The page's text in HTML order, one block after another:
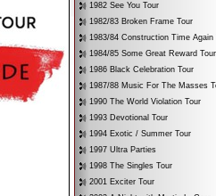
1982 See You Tour
1982/83 Broken Frame Tour
1983/84 Construction Time Again
1984/85 Some Great Reward Tour
1986 Black Celebration Tour
1987/88 Music For The Masses
1990 The World Violation Tour
1993 Devotional Tour
1994 Exotic / Summer Tour
1997 Ultra Parties
1998 The Singles Tour
2001 Exciter Tour